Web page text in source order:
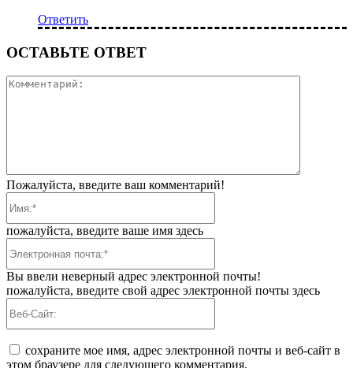
Ответить
ОСТАВЬТЕ ОТВЕТ
Пожалуйста, введите ваш комментарий!
пожалуйста, введите ваше имя здесь
Вы ввели неверный адрес электронной почты!
пожалуйста, введите свой адрес электронной почты здесь
сохраните мое имя, адрес электронной почты и веб-сайт в
этом браузере для следующего комментария.